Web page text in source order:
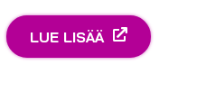
LUE LISÄÄ